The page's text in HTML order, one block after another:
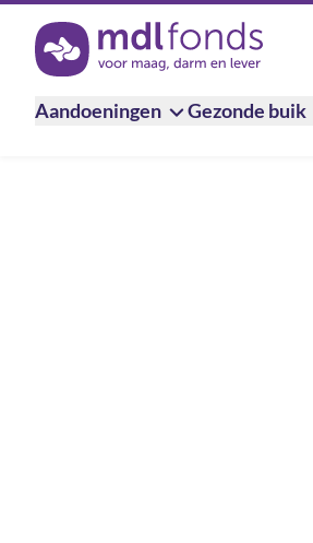
Terug naar de homepage
Aandoeningen Gezonde buik